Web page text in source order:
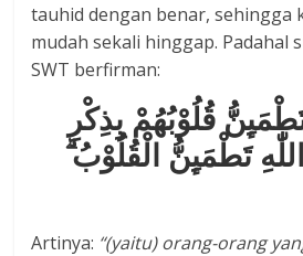
tauhid dengan benar, sehingga
mudah sekali hinggap. Padahal
SWT berfirman:
قُلُوْبُهُمْ بِذِكْرِ
اللّٰهِ تَطْمَىِٕنُّ الْقُلُوْبُ
Artinya: “(yaitu) orang-orang